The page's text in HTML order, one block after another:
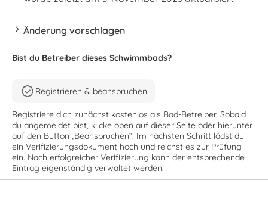
Änderung vorschlagen
Bist du Betreiber dieses Schwimmbads?
Registrieren & beanspruchen
Registriere dich zunächst kostenlos als Bad-Betreiber. Sobald
du angemeldet bist, klicke oben auf dieser Seite oder hierunter
auf den Button „Beanspruchen“. Im nächsten Schritt lädst du
ein Verifizierungsdokument hoch und reichst es zur Prüfung
ein. Nach erfolgreicher Verifizierung kann der entsprechende
Eintrag eigenständig verwaltet werden.